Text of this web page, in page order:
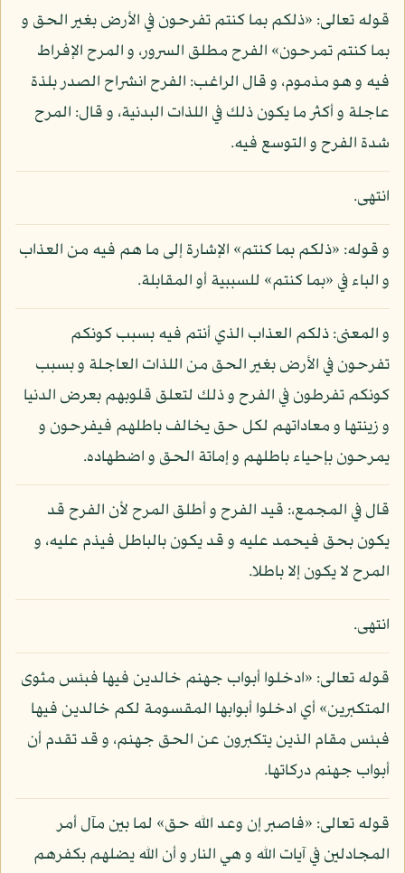
قوله تعالى: «ذلكم بما كنتم تفرحون في الأرض بغير الحق و
بما كنتم تمرحون» الفرح مطلق السرور، و المرح الإفراط
فيه و هو مذموم، و قال الراغب: الفرح انشراح الصدر بلذة
عاجلة و أكثر ما يكون ذلك في اللذات البدنية، و قال: المرح
شدة الفرح و التوسع فيه.
انتهى.
و قوله: «ذلكم بما كنتم» الإشارة إلى ما هم فيه من العذاب
و الباء في «بما كنتم» للسببية أو المقابلة.
و المعنى: ذلكم العذاب الذي أنتم فيه بسبب كونكم
تفرحون في الأرض بغير الحق من اللذات العاجلة و بسبب
كونكم تفرطون في الفرح و ذلك لتعلق قلوبهم بعرض الدنيا
و زينتها و معاداتهم لكل حق يخالف باطلهم فيفرحون و
يمرحون بإحياء باطلهم و إماتة الحق و اضطهاده.
قال في المجمع،: قيد الفرح و أطلق المرح لأن الفرح قد
يكون بحق فيحمد عليه و قد يكون بالباطل فيذم عليه، و
المرح لا يكون إلا باطلا.
انتهى.
قوله تعالى: «ادخلوا أبواب جهنم خالدين فيها فبئس مثوى
المتكبرين» أي ادخلوا أبوابها المقسومة لكم خالدين فيها
فبئس مقام الذين يتكبرون عن الحق جهنم، و قد تقدم أن
أبواب جهنم دركاتها.
قوله تعالى: «فاصبر إن وعد الله حق» لما بين مآل أمر
المجادلين في آيات الله و هي النار و أن الله يضلهم بكفرهم